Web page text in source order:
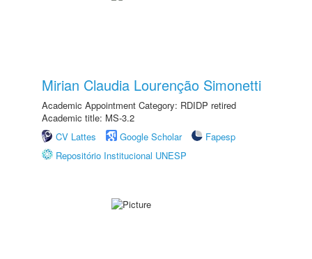
Mirian Claudia Lourenção Simonetti
Academic Appointment Category: RDIDP retired
Academic title: MS-3.2
CV Lattes
Google Scholar
Fapesp
Repositório Institucional UNESP